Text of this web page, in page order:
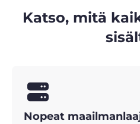
Katso, mitä
Nopeat